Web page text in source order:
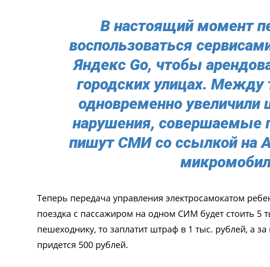
В настоящий момент
воспользоваться
Яндекс Go, чтобы
городских улицах. Между
одновременно
нарушения, совершаемые
пишут СМИ со ссылкой на
Теперь передача управления электросамокатом
поездка с пассажиром на одном СИМ будет стоить 5
пешеходнику, то заплатит штраф в 1 тыс. рублей, а
придется 500 рублей.